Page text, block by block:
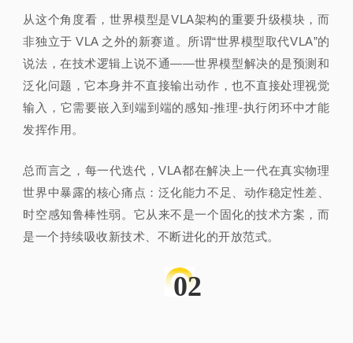
从这个角度看，世界模型是VLA架构的重要升级模块，而
非独立于 VLA 之外的新赛道。所谓“世界模型取代VLA”的
说法，在技术逻辑上说不通——世界模型解决的是预测和
泛化问题，它本身并不直接输出动作，也不直接处理视觉
输入，它需要嵌入到端到端的感知-推理-执行闭环中才能
发挥作用。
总而言之，每一代迭代，VLA都在解决上一代在真实物理
世界中暴露的核心痛点：泛化能力不足、动作稳定性差、
时空感知鲁棒性弱。它从来不是一个固化的技术方案，而
是一个持续吸收新技术、不断进化的开放范式。
02